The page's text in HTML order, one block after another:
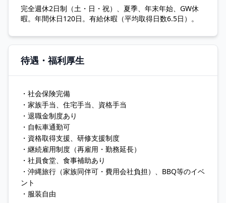
完全週休2日制（土・日・祝）、夏季、年末年始、GW休
暇。年間休日120日。有給休暇（平均取得日数6.5日）。
待遇・福利厚生
・社会保険完備
・家族手当、住宅手当、資格手当
・退職金制度あり
・自転車通勤可
・資格取得支援、研修支援制度
・継続雇用制度（再雇用・勤務延長）
・社員食堂、食事補助あり
・沖縄旅行（家族同伴可・費用会社負担）、BBQ等のイベ
ント
・服装自由